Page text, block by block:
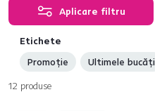
Aplicare filtru
Etichete
Promoție
Ultimele bucăți
12 produse